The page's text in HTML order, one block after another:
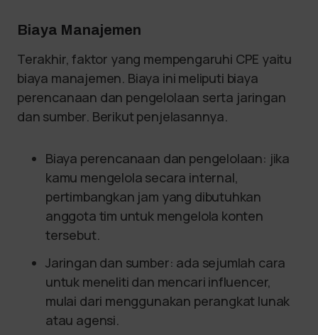
Biaya Manajemen
Terakhir, faktor yang mempengaruhi CPE yaitu
biaya manajemen. Biaya ini meliputi biaya
perencanaan dan pengelolaan serta jaringan
dan sumber. Berikut penjelasannya.
Biaya perencanaan dan pengelolaan: jika
kamu mengelola secara internal,
pertimbangkan jam yang dibutuhkan
anggota tim untuk mengelola konten
tersebut.
Jaringan dan sumber: ada sejumlah cara
untuk meneliti dan mencari influencer,
mulai dari menggunakan perangkat lunak
atau agensi.